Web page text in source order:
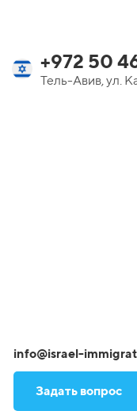
+972 50
Тель-Авив, ул.
info@israel-
Задать вопрос